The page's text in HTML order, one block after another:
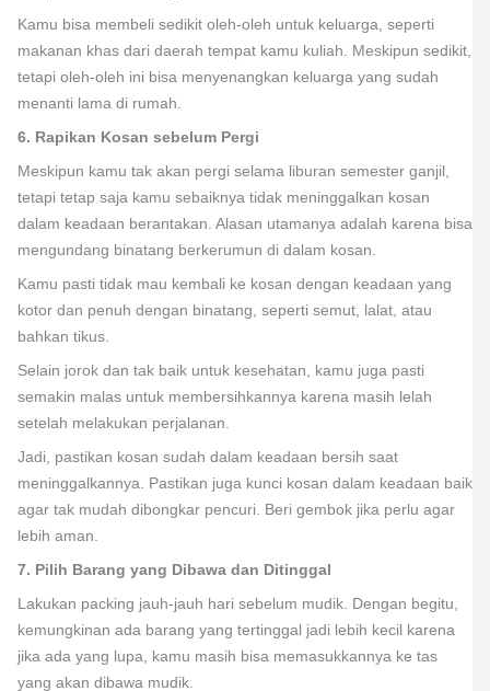
Kamu bisa membeli sedikit oleh-oleh untuk keluarga, seperti
makanan khas dari daerah tempat kamu kuliah. Meskipun sedikit,
tetapi oleh-oleh ini bisa menyenangkan keluarga yang sudah
menanti lama di rumah.
6. Rapikan Kosan sebelum Pergi
Meskipun kamu tak akan pergi selama liburan semester ganjil,
tetapi tetap saja kamu sebaiknya tidak meninggalkan kosan
dalam keadaan berantakan. Alasan utamanya adalah karena bisa
mengundang binatang berkerumun di dalam kosan.
Kamu pasti tidak mau kembali ke kosan dengan keadaan yang
kotor dan penuh dengan binatang, seperti semut, lalat, atau
bahkan tikus.
Selain jorok dan tak baik untuk kesehatan, kamu juga pasti
semakin malas untuk membersihkannya karena masih lelah
setelah melakukan perjalanan.
Jadi, pastikan kosan sudah dalam keadaan bersih saat
meninggalkannya. Pastikan juga kunci kosan dalam keadaan baik
agar tak mudah dibongkar pencuri. Beri gembok jika perlu agar
lebih aman.
7. Pilih Barang yang Dibawa dan Ditinggal
Lakukan packing jauh-jauh hari sebelum mudik. Dengan begitu,
kemungkinan ada barang yang tertinggal jadi lebih kecil karena
jika ada yang lupa, kamu masih bisa memasukkannya ke tas
yang akan dibawa mudik.